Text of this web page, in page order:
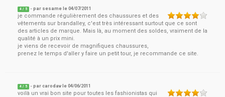
4 / 5 - par sesame le04/07/2011
je commande régulièrement des chaussures et des
vêtements sur brandalley, c'est très intéressant surtout que ce sont
des articles de marque. Mais là, au moment des soldes, vraiment de la
qualité à un prix mini.
je viens de recevoir de magnifiques chaussures,
prenez le temps d'aller y faire un petit tour, je recommande ce site.
4 / 5 - parcarodav le04/06/2011
voilà un vrai bon site pour toutes les fashionistas qui